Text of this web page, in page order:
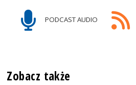
PODCAST AUDIO
Zobacz także